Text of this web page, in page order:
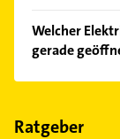
einfach nach
Welcher
gerade
Im Anbieter-
Feiertagen
Ratgeber